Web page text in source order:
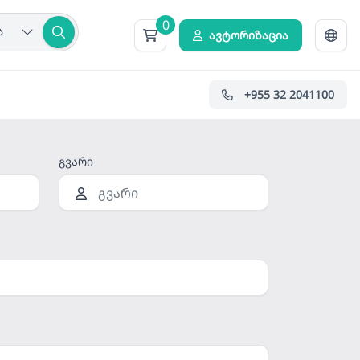
0
ავტორიზაცია
+955 32 2041100
გვარი